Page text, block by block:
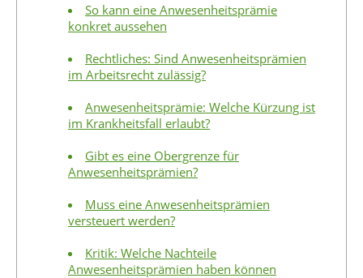
So kann eine Anwesenheitsprämie
konkret aussehen
Rechtliches: Sind Anwesenheitsprämien
im Arbeitsrecht zulässig?
Anwesenheitsprämie: Welche Kürzung ist
im Krankheitsfall erlaubt?
Gibt es eine Obergrenze für
Anwesenheitsprämien?
Muss eine Anwesenheitsprämien
versteuert werden?
Kritik: Welche Nachteile
Anwesenheitsprämien haben können